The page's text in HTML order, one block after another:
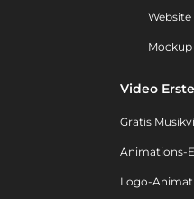
Website
Mockup
Video
Gratis
Animations-
Logo-